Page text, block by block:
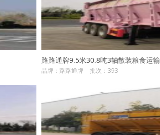
路路通牌9.5米30.8吨3轴散装粮食运
品牌：路路通牌 批次：393